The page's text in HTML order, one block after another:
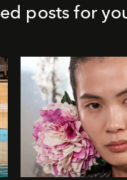
posts for